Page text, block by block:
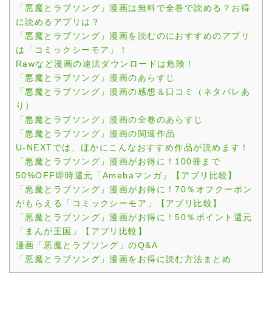
「悪魔とラブソング」漫画は無料で全巻で読める？お得
に読めるアプリは？
「悪魔とラブソング」漫画を読むのにおすすめのアプリ
は「コミックシーモア」！
Rawなど漫画の違法ダウンロードは危険！
「悪魔とラブソング」漫画のあらすじ
「悪魔とラブソング」漫画の感想＆口コミ（ネタバレあ
り）
「悪魔とラブソング」漫画の全巻のあらすじ
「悪魔とラブソング」漫画の関連作品
U-NEXTでは、ほかにこんなおすすめ作品が読めます！
「悪魔とラブソング」漫画がお得に！100冊まで
50%OFF即時還元「Amebaマンガ」【アプリ比較】
「悪魔とラブソング」漫画がお得に！70％オフクーポン
がもらえる「コミックシーモア」【アプリ比較】
「悪魔とラブソング」漫画がお得に！50％ポイント還元
「まんが王国」【アプリ比較】
漫画「悪魔とラブソング」のQ&A
「悪魔とラブソング」漫画をお得に読む方法まとめ